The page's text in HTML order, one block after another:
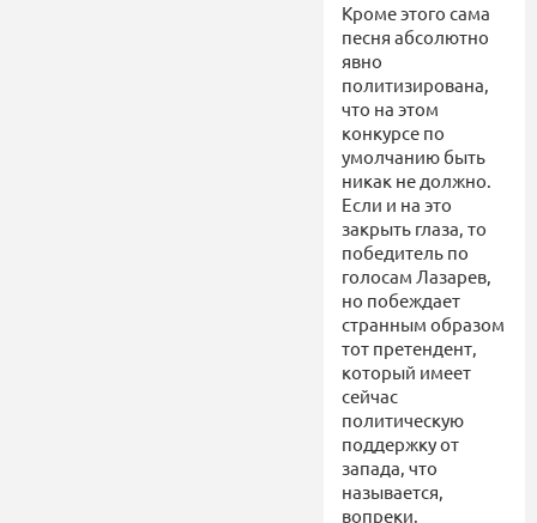
Кроме этого сама
песня абсолютно
явно
политизирована,
что на этом
конкурсе по
умолчанию быть
никак не должно.
Если и на это
закрыть глаза, то
победитель по
голосам Лазарев,
но побеждает
странным образом
тот претендент,
который имеет
сейчас
политическую
поддержку от
запада, что
называется,
вопреки.